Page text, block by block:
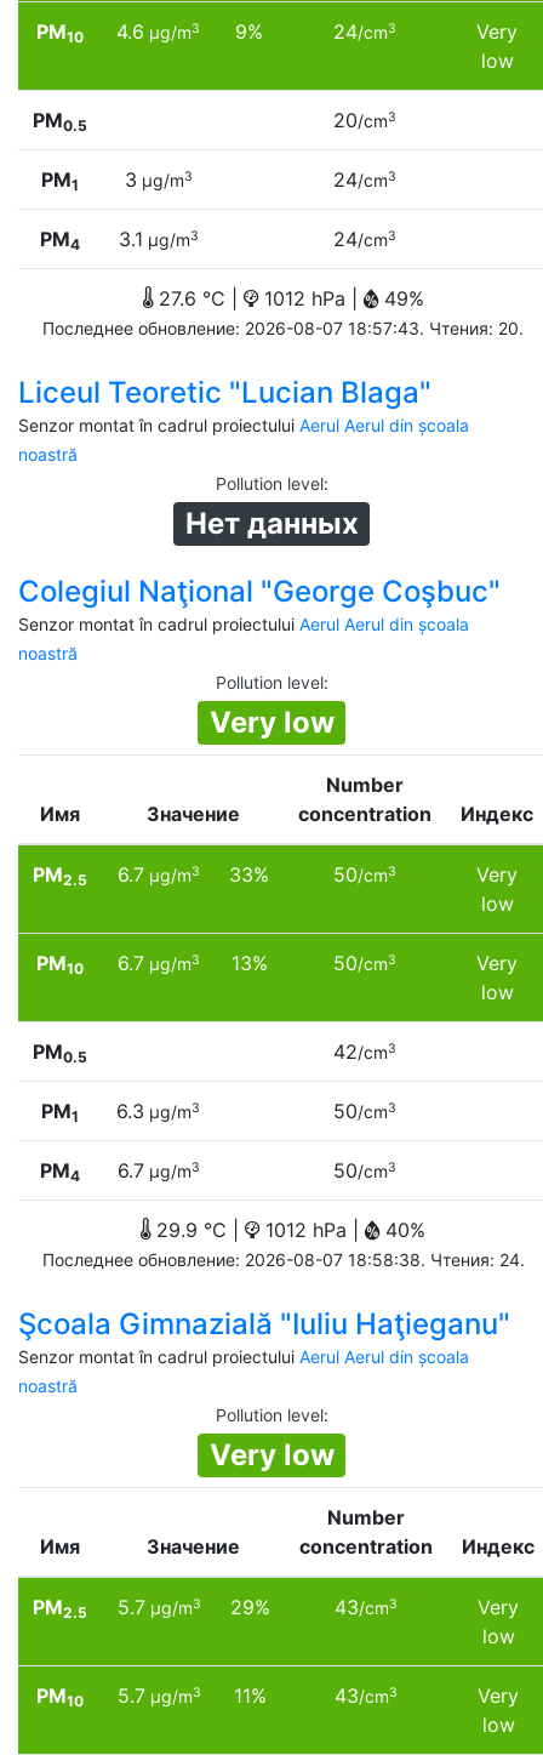
PM10 4.6 µg/m3 9% 24/cm3
Very
low
PM0.5 20/cm3
PM1 3 µg/m3 24/cm3
PM4 3.1 µg/m3 24/cm3
27.6 °C | 1012 hPa | 49%
Последнее обновление: 2026-08-07 18:57:43. Чтения: 20.
Liceul Teoretic "Lucian Blaga"
Senzor montat în cadrul proiectului Aerul Aerul din școala
noastră
Pollution level:
Нет данных
Colegiul Naţional "George Coşbuc"
Senzor montat în cadrul proiectului Aerul Aerul din școala
noastră
Pollution level:
Very low
Имя Значение
Number
concentration
Индекс
PM2.5 6.7µg/m3 33% 50/cm3
Very
low
PM10 6.7µg/m3 13% 50/cm3
Very
low
PM0.5 42/cm3
PM1 6.3 µg/m3 50/cm3
PM4 6.7µg/m3 50/cm3
29.9 °C | 1012 hPa | 40%
Последнее обновление: 2026-08-07 18:58:38. Чтения: 24.
Şcoala Gimnazială "Iuliu Haţieganu"
Senzor montat în cadrul proiectului Aerul Aerul din școala
noastră
Pollution level:
Very low
Имя Значение
Number
concentration
Индекс
PM2.5 5.7µg/m3 29% 43/cm3
Very
low
PM10 5.7µg/m3 11% 43/cm3
Very
low